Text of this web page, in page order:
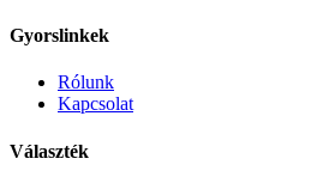
Gyorslinkek
Rólunk
Kapcsolat
Választék